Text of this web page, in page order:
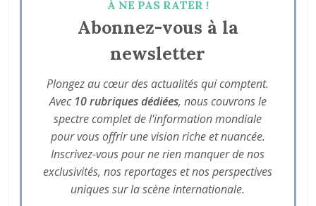
À NE PAS RATER !
Abonnez-vous à la
newsletter
Plongez au cœur des actualités qui comptent.
Avec 10 rubriques dédiées, nous couvrons le
spectre complet de l'information mondiale
pour vous offrir une vision riche et nuancée.
Inscrivez-vous pour ne rien manquer de nos
exclusivités, nos reportages et nos perspectives
uniques sur la scène internationale.